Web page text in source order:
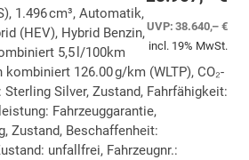
UVP:38.640,– €
incl. 19% MwSt.
1.496 cm³, Automatik,
(HEV), Hybrid Benzin,
5,5 l/100km
kombiniert 126.00 g/km (WLTP), CO₂-
Sterling Silver, Zustand, Fahrfähigkeit:
Fahrzeuggarantie,
Zustand, Beschaffenheit:
unfallfrei, Fahrzeugnr.: